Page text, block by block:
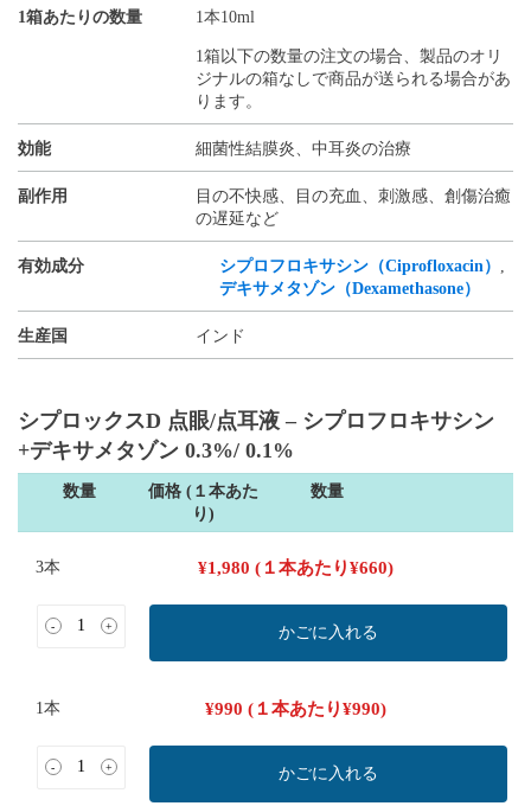
1箱あたりの数量 1本10ml
1箱以下の数量の注文の場合、製品のオリ
ジナルの箱なしで商品が送られる場合があ
ります。
効能 細菌性結膜炎、中耳炎の治療
副作用
目の不快感、目の充血、刺激感、創傷治癒
の遅延など
有効成分 シプロフロキサシン（Ciprofloxacin）
デキサメタゾン（Dexamethasone）
生産国 インド
シプロックスD 点眼/点耳液 – シプロフロキサシン
+デキサメタゾン 0.3%/ 0.1%
数量
価格 (１本あた
り)
数量
3本 ¥1,980 (１本あたり¥660)
- + かごに入れる
1本 ¥990 (１本あたり¥990)
- + かごに入れる